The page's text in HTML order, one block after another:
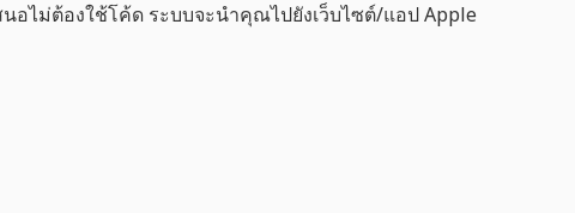
ไม่ต้องใช้โค้ด ระบบจะนำคุณไปยังเว็บไซต์/แอป Apple